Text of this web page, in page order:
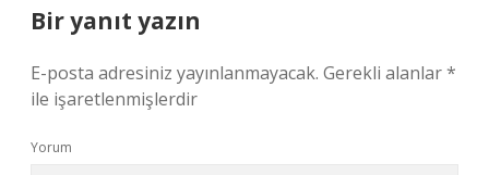
Bir yanıt yazın
E-posta adresiniz yayınlanmayacak. Gerekli alanlar*
ile işaretlenmişlerdir
Yorum